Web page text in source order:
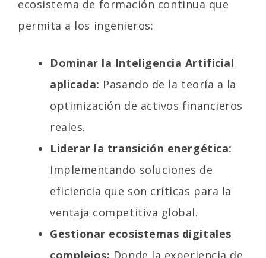
ecosistema de formación continua que
permita a los ingenieros:
Dominar la Inteligencia Artificial
aplicada: Pasando de la teoría a la
optimización de activos financieros
reales.
Liderar la transición energética:
Implementando soluciones de
eficiencia que son críticas para la
ventaja competitiva global.
Gestionar ecosistemas digitales